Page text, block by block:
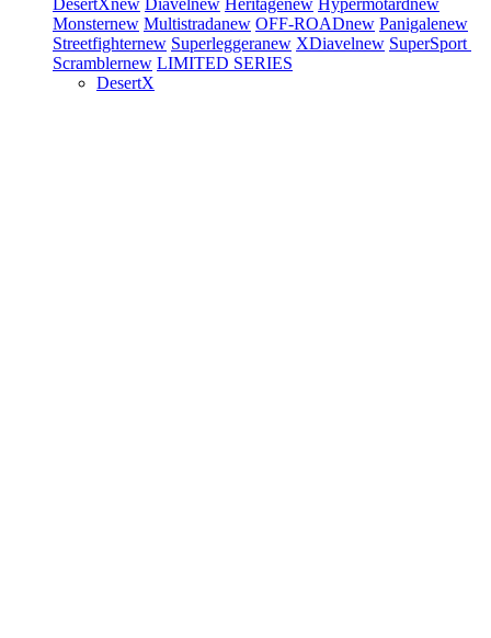
DesertXnew Diavelnew Heritagenew Hypermotardnew
Monsternew Multistradanew OFF-ROADnew Panigalenew
Streetfighternew Superleggeranew XDiavelnew SuperSport
Scramblernew LIMITED SERIES
DesertX